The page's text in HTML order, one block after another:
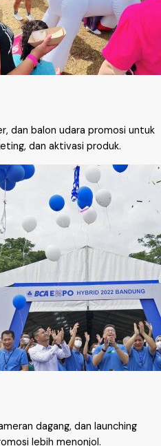
dan balon udara promosi untuk
dan aktivasi produk.
dagang, dan launching
lebih menonjol.